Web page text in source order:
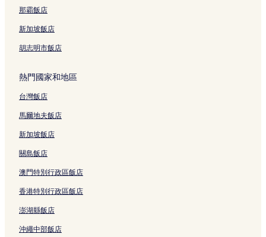
空營站附近的飯店
曼谷飯店
王權大都會大廈附近的飯店
愛侶灣購物中心附近的飯店
空託市場附近的飯店
素拉剎高架電車站附近的飯店
Thanon Chan 站附近的飯店
朱拉隆功醫院附近的飯店
Bnh 醫院附近的飯店
曼古貝殼博物館附近的飯店
山燕米特城附近的飯店
席隆複合式購物中心附近的飯店
那霸飯店
新加坡飯店
胡志明市飯店
熱門國家和地區
台灣飯店
馬爾地夫飯店
新加坡飯店
關島飯店
澳門特別行政區飯店
香港特別行政區飯店
澎湖縣飯店
沖繩中部飯店